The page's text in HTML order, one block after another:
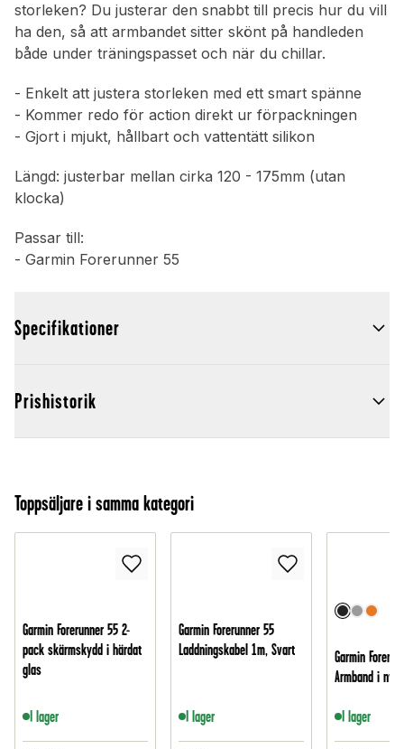
storleken? Du justerar den snabbt till precis hur du vill
ha den, så att armbandet sitter skönt på handleden
både under träningspasset och när du chillar.
- Enkelt att justera storleken med ett smart spänne
- Kommer redo för action direkt ur förpackningen
- Gjort i mjukt, hållbart och vattentätt silikon
Längd: justerbar mellan cirka 120 - 175mm (utan
klocka)
Passar till:
- Garmin Forerunner 55
Specifikationer
Prishistorik
Toppsäljare i samma kategori
Garmin Forerunner 55 2-
pack skärmskydd i härdat
glas
I lager
Garmin Forerunner 55
Laddningskabel 1m, Svart
I lager
Garmin
Armband i
I lager